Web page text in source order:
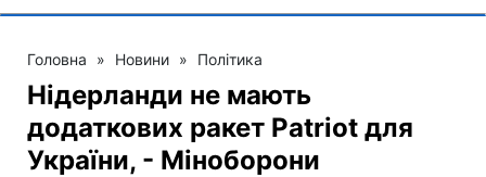
Головна » Новини » Політика
Нідерланди не мають
додаткових ракет Patriot для
України, - Міноборони